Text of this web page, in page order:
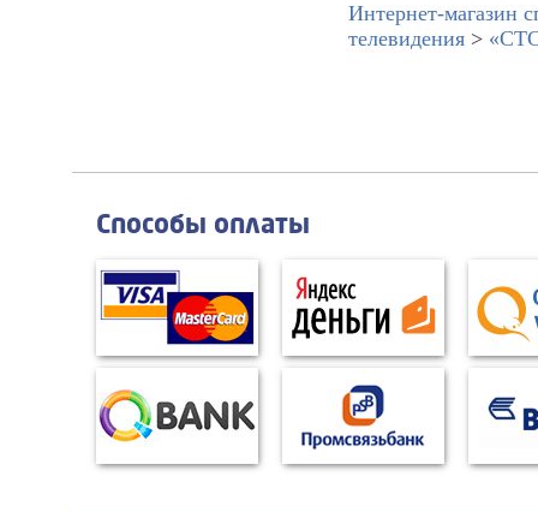
Интернет-магазин
телевидения >
Способы оплаты